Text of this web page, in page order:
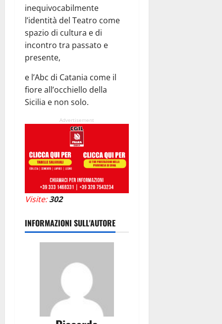
inequivocabilmente
l’identità del Teatro come
spazio di cultura e di
incontro tra passato e
presente,
e l’Abc di Catania come il
fiore all’occhiello della
Sicilia e non solo.
Advertisement
Visite:302
INFORMAZIONI SULL'AUTORE